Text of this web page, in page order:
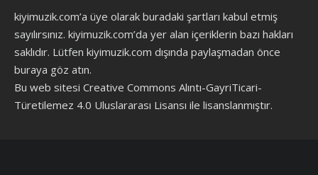
kiyimuzik.com’a üye olarak buradaki şartları kabul etmiş
sayılırsınız. kiyimuzik.com’da yer alan içeriklerin bazı hakları
saklıdır. Lütfen kiyimuzik.com dışında paylaşmadan önce
buraya göz atın.
Bu web sitesi Creative Commons Alıntı-GayriTicari-
Türetilemez 4.0 Uluslararası Lisansı ile lisanslanmıştır.